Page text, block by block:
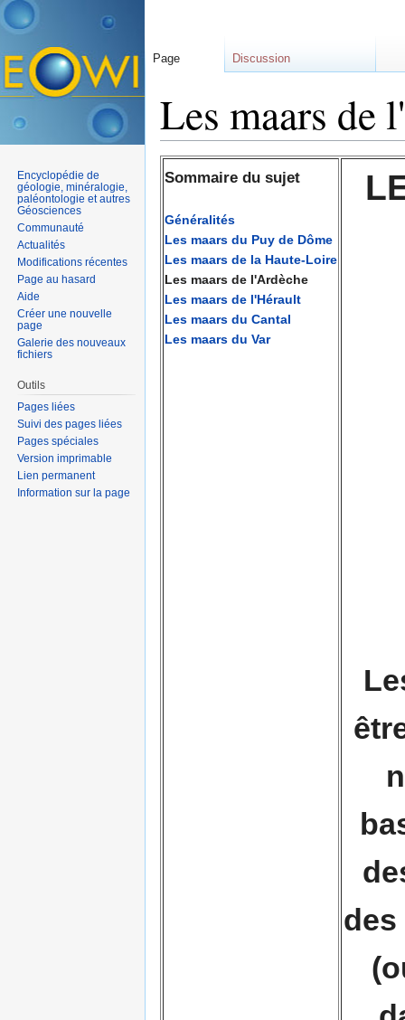
Les maars de
Sommaire du sujet
Généralités
Les maars du Puy de Dôme
Les maars de la Haute-Loire
Les maars de l'Ardèche
Les maars de l'Hérault
Les maars du Cantal
Les maars du Var
des
Page Discussion
Encyclopédie de
géologie, minéralogie,
paléontologie et autres
Géosciences
Communauté
Actualités
Modifications récentes
Page au hasard
Aide
Créer une nouvelle
page
Galerie des nouveaux
fichiers
Outils
Pages liées
Suivi des pages liées
Pages spéciales
Version imprimable
Lien permanent
Information sur la page